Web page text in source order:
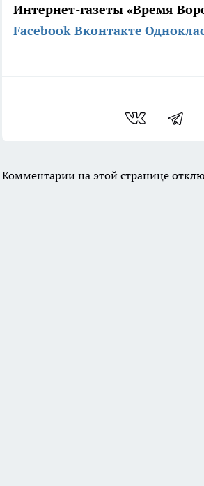
Интернет-газеты «Время
Facebook Вконтакте
Комментарии на этой странице